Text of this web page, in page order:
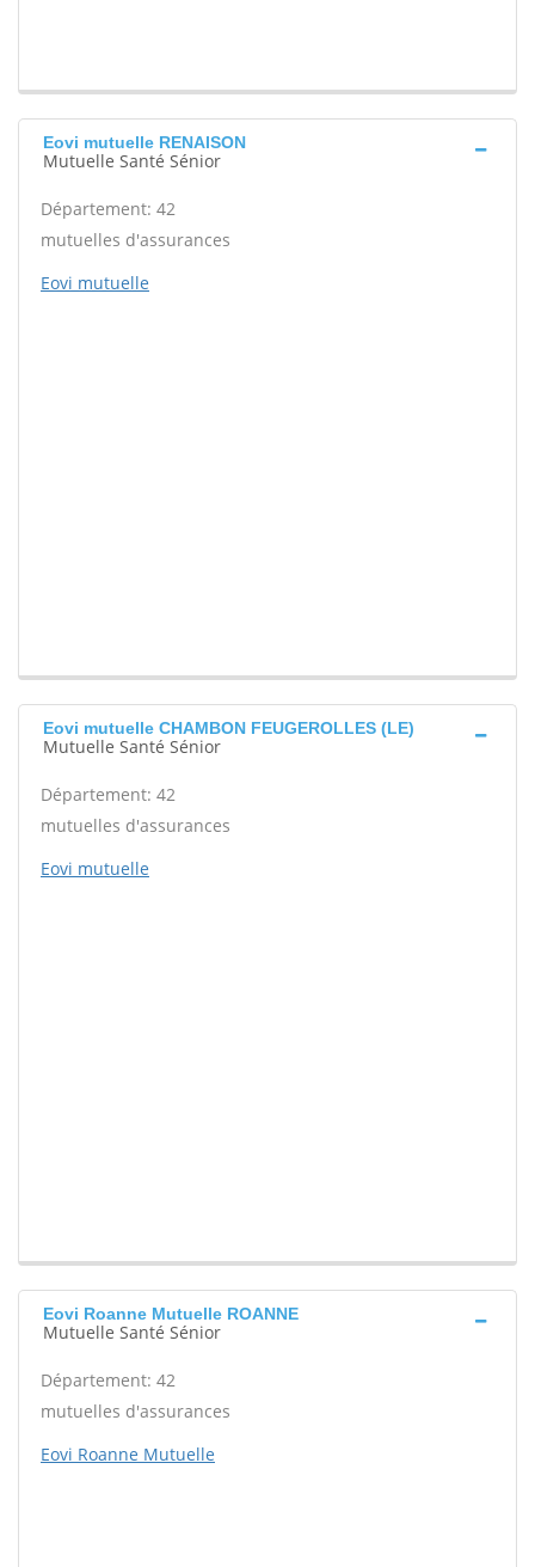
Eovi mutuelle RENAISON
Mutuelle Santé Sénior
Département: 42
mutuelles d'assurances
Eovi mutuelle
Eovi mutuelle CHAMBON FEUGEROLLES (LE)
Mutuelle Santé Sénior
Département: 42
mutuelles d'assurances
Eovi mutuelle
Eovi Roanne Mutuelle ROANNE
Mutuelle Santé Sénior
Département: 42
mutuelles d'assurances
Eovi Roanne Mutuelle